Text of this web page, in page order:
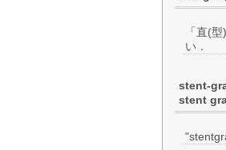
「直(
い．
stent-
stent